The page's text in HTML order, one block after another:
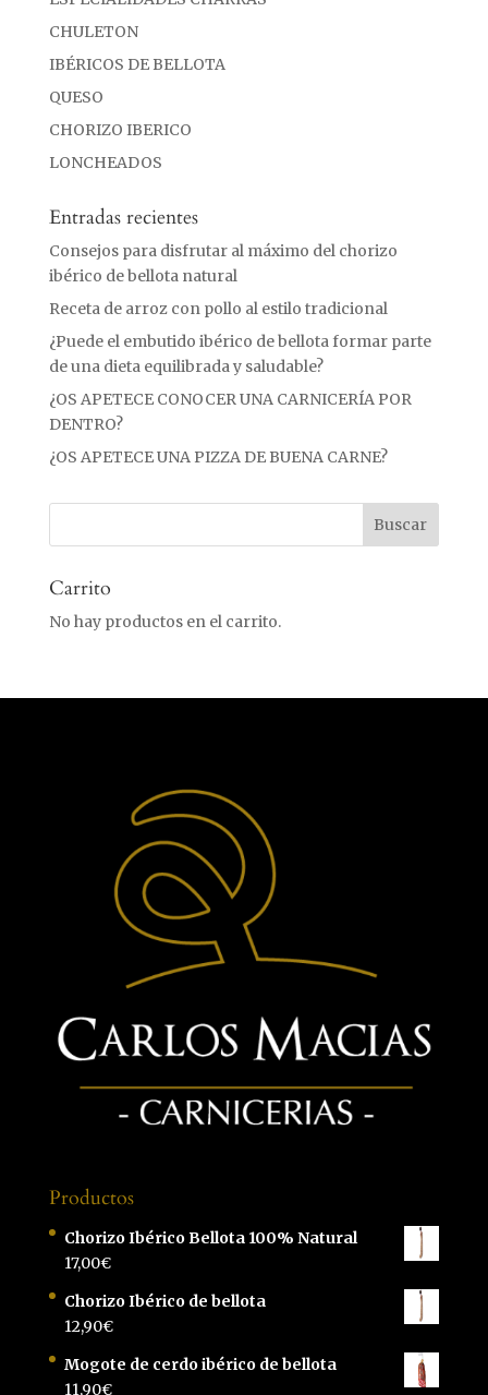
CHULETON
IBÉRICOS DE BELLOTA
QUESO
CHORIZO IBERICO
LONCHEADOS
Entradas recientes
Consejos para disfrutar al máximo del chorizo
ibérico de bellota natural
Receta de arroz con pollo al estilo tradicional
¿Puede el embutido ibérico de bellota formar parte
de una dieta equilibrada y saludable?
¿OS APETECE CONOCER UNA CARNICERÍA POR
DENTRO?
¿OS APETECE UNA PIZZA DE BUENA CARNE?
Carrito
No hay productos en el carrito.
Productos
Chorizo Ibérico Bellota 100% Natural
17,00€
Chorizo Ibérico de bellota
12,90€
Mogote de cerdo ibérico de bellota
11,90€